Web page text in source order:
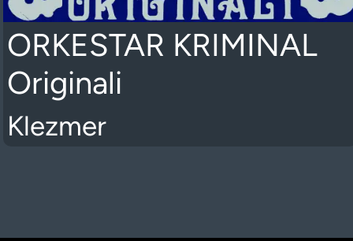
ORKESTAR KRIMINAL
Originali
Klezmer